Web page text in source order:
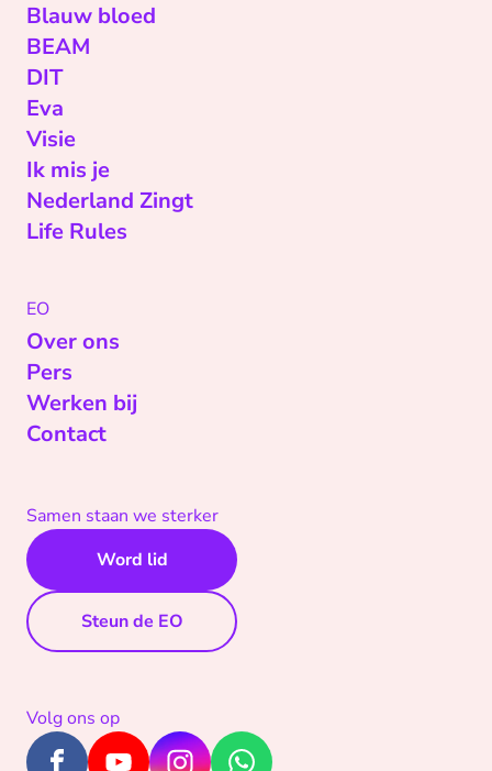
Blauw bloed
BEAM
DIT
Eva
Visie
Ik mis je
Nederland Zingt
Life Rules
EO
Over ons
Pers
Werken bij
Contact
Samen staan we sterker
Word lid
Steun de EO
Volg ons op